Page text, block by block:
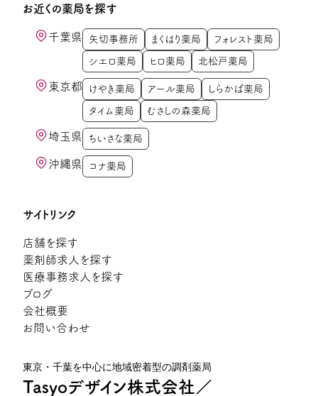
東京・千葉を中心に地域密着型の調剤薬局
Tasyoデザイン株式会社／
お近くの薬局を探す
千葉県 矢切事務所 まくはり薬局 フォレスト薬局
シエロ薬局 ヒロ薬局 北松戸薬局
東京都 けやき薬局 アール薬局 しらかば薬局
タイム薬局 むさしの森薬局
埼玉県 ちいさな薬局
沖縄県 コナ薬局
サイトリンク
店舗を探す
薬剤師求人を探す
医療事務求人を探す
ブログ
会社概要
お問い合わせ